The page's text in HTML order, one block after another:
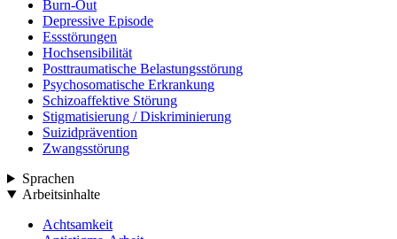
Burn-Out
Depressive Episode
Essstörungen
Hochsensibilität
Posttraumatische Belastungsstörung
Psychosomatische Erkrankung
Schizoaffektive Störung
Stigmatisierung / Diskriminierung
Suizidprävention
Zwangsstörung
Sprachen
Arbeitsinhalte
Achtsamkeit